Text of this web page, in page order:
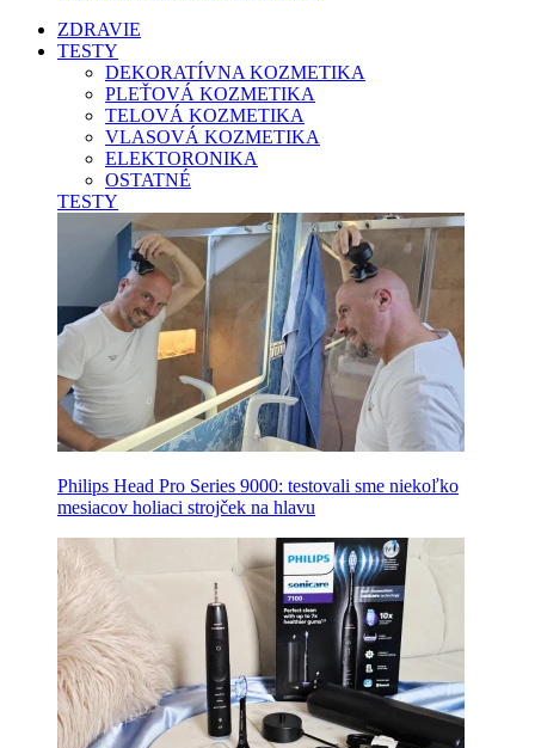
ZDRAVIE
TESTY
DEKORATÍVNA KOZMETIKA
PLEŤOVÁ KOZMETIKA
TELOVÁ KOZMETIKA
VLASOVÁ KOZMETIKA
ELEKTORONIKA
OSTATNÉ
TESTY
Philips Head Pro Series 9000: testovali sme niekoľko
mesiacov holiaci strojček na hlavu